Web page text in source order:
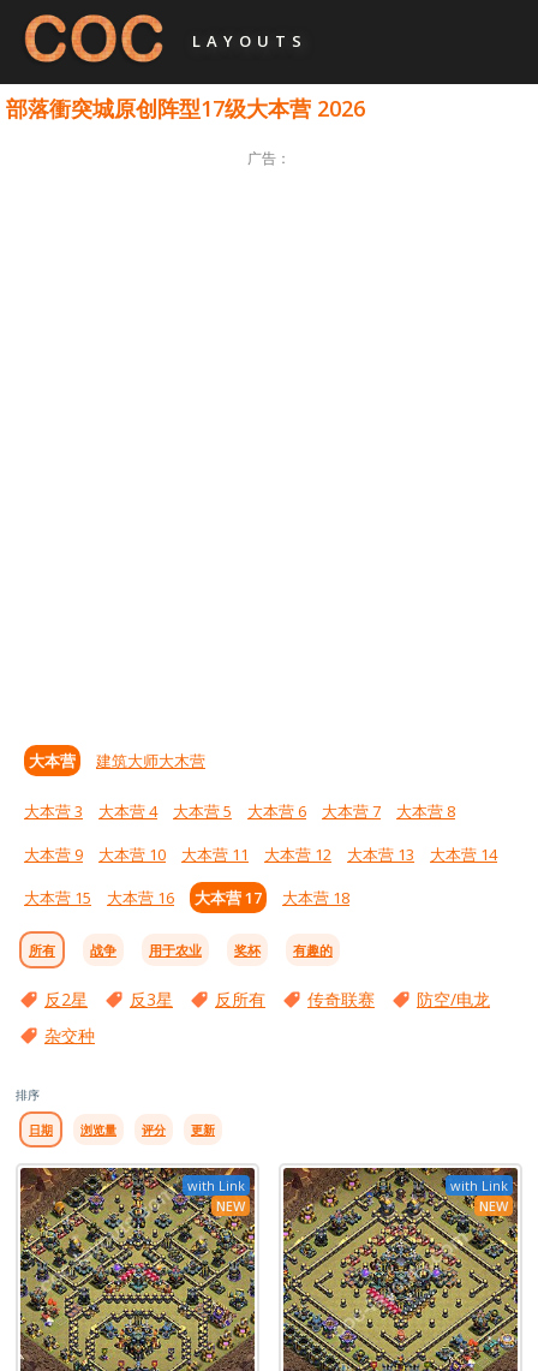
LAYOUTS
部落衝突城原创阵型17级大本营 2026
广告：
大本营 建筑大师大木营
大本营 3 大本营 4 大本营 5 大本营 6 大本营 7
大本营 8
大本营 9
大本营 10 大本营 11 大本营 12 大本营 13
大本营 14
大本营 15
大本营 16 大本营 17 大本营 18
所有 战争 用于农业 奖杯 有趣的
反2星 反3星 反所有 传奇联赛
防空/电龙
杂交种
排序
日期 浏览量 评分 更新
with Link
NEW
with Link
NEW